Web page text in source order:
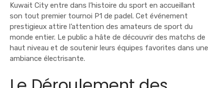
Kuwait City entre dans l’histoire du sport en accueillant
son tout premier tournoi P1 de padel. Cet événement
prestigieux attire l’attention des amateurs de sport du
monde entier. Le public a hâte de découvrir des matchs de
haut niveau et de soutenir leurs équipes favorites dans une
ambiance électrisante.